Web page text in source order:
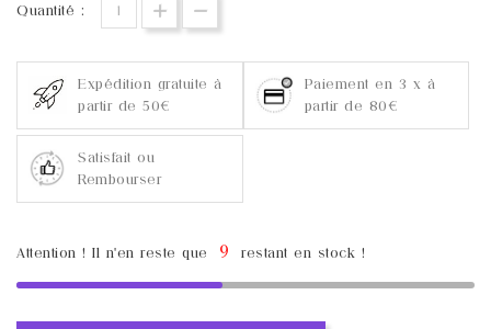
Quantité :
Expédition gratuite à
partir de 50€
Paiement en 3 x à
partir de 80€
Satisfait ou
Rembourser
Attention ! Il n'en reste que 9 restant en stock !